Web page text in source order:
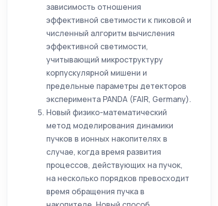
зависимость отношения
эффективной светимости к пиковой и
численный алгоритм вычисления
эффективной светимости,
учитывающий микроструктуру
корпускулярной мишени и
предельные параметры детекторов
эксперимента PANDA (FAIR, Germany).
Новый физико-математический
метод моделирования динамики
пучков в ионных накопителях в
случае, когда время развития
процессов, действующих на пучок,
на несколько порядков превосходит
время обращения пучка в